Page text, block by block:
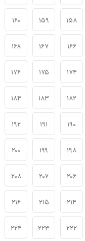
۱۵۸ ۱۵۹ ۱۶۰
۱۶۶ ۱۶۷ ۱۶۸
۱۷۴ ۱۷۵ ۱۷۶
۱۸۲ ۱۸۳ ۱۸۴
۱۹۰ ۱۹۱ ۱۹۲
۱۹۸ ۱۹۹ ۲۰۰
۲۰۶ ۲۰۷ ۲۰۸
۲۱۴ ۲۱۵ ۲۱۶
۲۲۲ ۲۲۳ ۲۲۴